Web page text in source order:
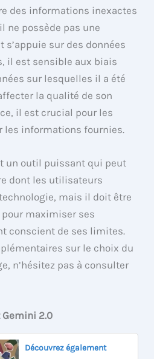
des informations inexactes
ne possède pas une
sur des données
il est sensible aux biais
sur lesquelles il a été
la qualité de son
il est crucial pour les
informations fournies.
un outil puissant qui peut
dont les utilisateurs
mais il doit être
maximiser ses
conscient de ses limites.
sur le choix du
n’hésitez pas à consulter
Gemini 2.0
Découvrez également